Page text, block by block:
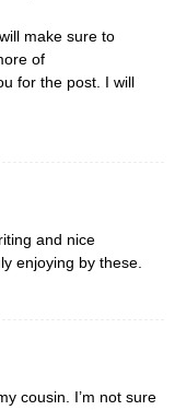
make sure to
of
for the post. I will
and nice
enjoying by these.
cousin. I’m not sure